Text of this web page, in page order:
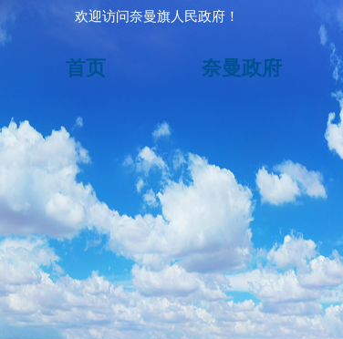
欢迎访问奈曼旗人民政府！
首页 奈曼政府